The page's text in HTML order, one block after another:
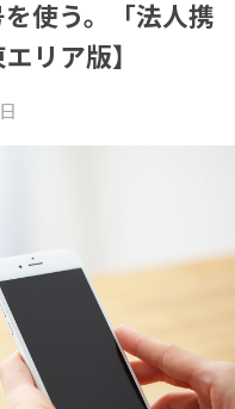
使う。「法人携
リア版】